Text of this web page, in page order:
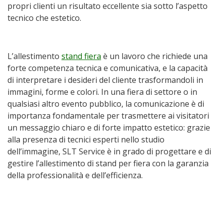
propri clienti un risultato eccellente sia sotto l’aspetto
tecnico che estetico.
L’allestimento stand fiera è un lavoro che richiede una
forte competenza tecnica e comunicativa, e la capacità
di interpretare i desideri del cliente trasformandoli in
immagini, forme e colori. In una fiera di settore o in
qualsiasi altro evento pubblico, la comunicazione è di
importanza fondamentale per trasmettere ai visitatori
un messaggio chiaro e di forte impatto estetico: grazie
alla presenza di tecnici esperti nello studio
dell’immagine, SLT Service è in grado di progettare e di
gestire l’allestimento di stand per fiera con la garanzia
della professionalità e dell’efficienza.